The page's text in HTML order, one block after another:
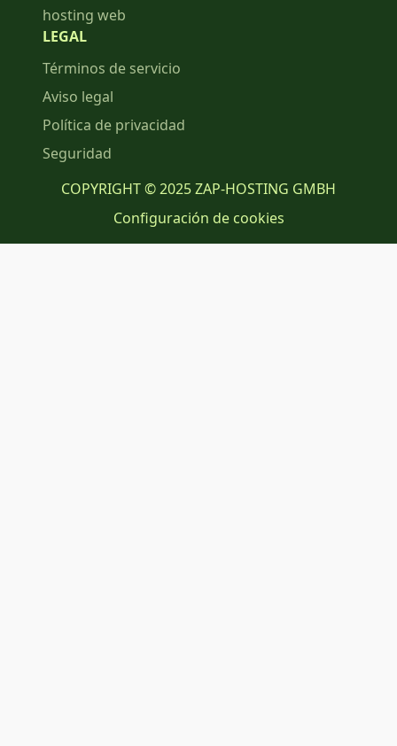
hosting web
LEGAL
Términos de servicio
Aviso legal
Política de privacidad
Seguridad
COPYRIGHT © 2025 ZAP-HOSTING GMBH
Configuración de cookies